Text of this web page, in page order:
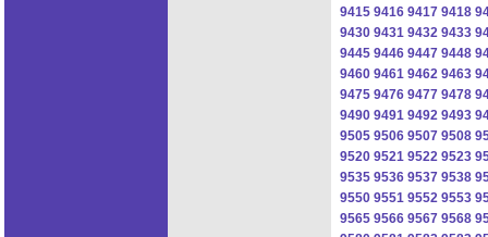
9415 9416 9417 9418
9430 9431 9432 9433
9445 9446 9447 9448
9460 9461 9462 9463
9475 9476 9477 9478
9490 9491 9492 9493
9505 9506 9507 9508
9520 9521 9522 9523
9535 9536 9537 9538
9550 9551 9552 9553
9565 9566 9567 9568